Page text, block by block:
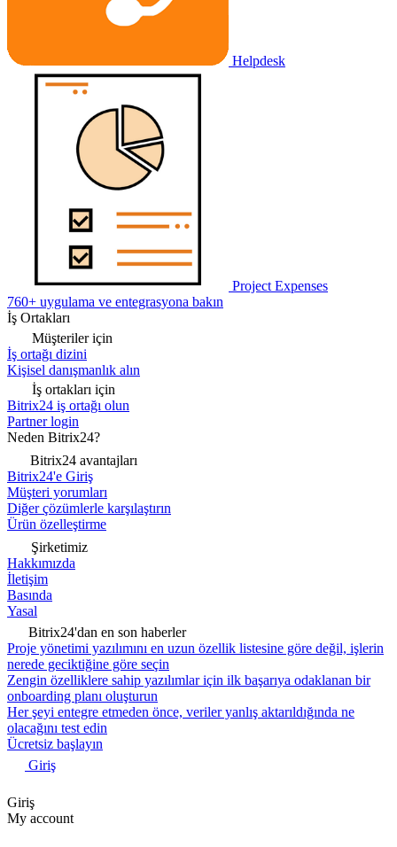
Helpdesk
Project Expenses
760+ uygulama ve entegrasyona bakın
İş Ortakları
Müşteriler için
İş ortağı dizini
Kişisel danışmanlık alın
İş ortakları için
Bitrix24 iş ortağı olun
Partner login
Neden Bitrix24?
Bitrix24 avantajları
Bitrix24'e Giriş
Müşteri yorumları
Diğer çözümlerle karşılaştırın
Ürün özelleştirme
Şirketimiz
Hakkımızda
İletişim
Basında
Yasal
Bitrix24'dan en son haberler
Proje yönetimi yazılımını en uzun özellik listesine göre değil, işlerin
nerede geciktiğine göre seçin
Zengin özelliklere sahip yazılımlar için ilk başarıya odaklanan bir
onboarding planı oluşturun
Her şeyi entegre etmeden önce, veriler yanlış aktarıldığında ne
olacağını test edin
Ücretsiz başlayın
Giriş
Giriş
My account